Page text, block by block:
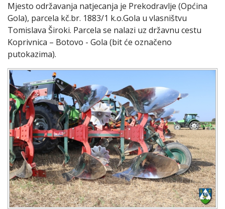
Mjesto održavanja natjecanja je Prekodravlje (Općina
Gola), parcela kč.br. 1883/1 k.o.Gola u vlasništvu
Tomislava Široki. Parcela se nalazi uz državnu cestu
Koprivnica – Botovo - Gola (bit će označeno
putokazima).